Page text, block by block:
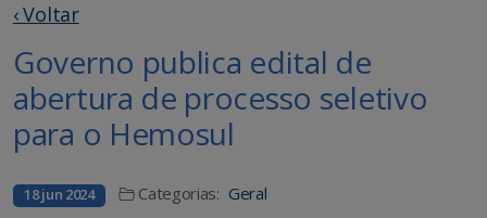
‹ Voltar
Governo publica edital de
abertura de processo seletivo
para o Hemosul
18 jun 2024 Categorias: Geral